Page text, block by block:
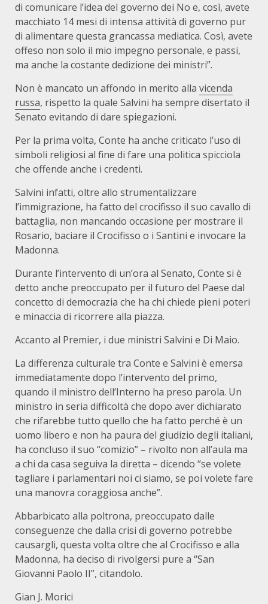
di comunicare l’idea del governo dei No e, così, avete
macchiato 14 mesi di intensa attività di governo pur
di alimentare questa grancassa mediatica. Così, avete
offeso non solo il mio impegno personale, e passi,
ma anche la costante dedizione dei ministri”.
Non è mancato un affondo in merito alla vicenda
russa, rispetto la quale Salvini ha sempre disertato il
Senato evitando di dare spiegazioni.
Per la prima volta, Conte ha anche criticato l’uso di
simboli religiosi al fine di fare una politica spicciola
che offende anche i credenti.
Salvini infatti, oltre allo strumentalizzare
l’immigrazione, ha fatto del crocifisso il suo cavallo di
battaglia, non mancando occasione per mostrare il
Rosario, baciare il Crocifisso o i Santini e invocare la
Madonna.
Durante l’intervento di un’ora al Senato, Conte si è
detto anche preoccupato per il futuro del Paese dal
concetto di democrazia che ha chi chiede pieni poteri
e minaccia di ricorrere alla piazza.
Accanto al Premier, i due ministri Salvini e Di Maio.
La differenza culturale tra Conte e Salvini è emersa
immediatamente dopo l’intervento del primo,
quando il ministro dell’Interno ha preso parola. Un
ministro in seria difficoltà che dopo aver dichiarato
che rifarebbe tutto quello che ha fatto perché è un
uomo libero e non ha paura del giudizio degli italiani,
ha concluso il suo “comizio” – rivolto non all’aula ma
a chi da casa seguiva la diretta – dicendo “se volete
tagliare i parlamentari noi ci siamo, se poi volete fare
una manovra coraggiosa anche”.
Abbarbicato alla poltrona, preoccupato dalle
conseguenze che dalla crisi di governo potrebbe
causargli, questa volta oltre che al Crocifisso e alla
Madonna, ha deciso di rivolgersi pure a “San
Giovanni Paolo II”, citandolo.
Gian J. Morici